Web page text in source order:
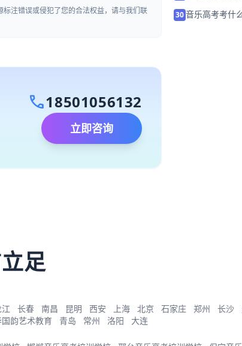
注错误或侵犯了您的合法权益，请与我们联
call18501056132
立即咨询
30音乐高考考什
足
长春 南昌 昆明 西安 上海 北京 石家庄 郑州 长沙
韵艺术教育 青岛 常州 洛阳 大连